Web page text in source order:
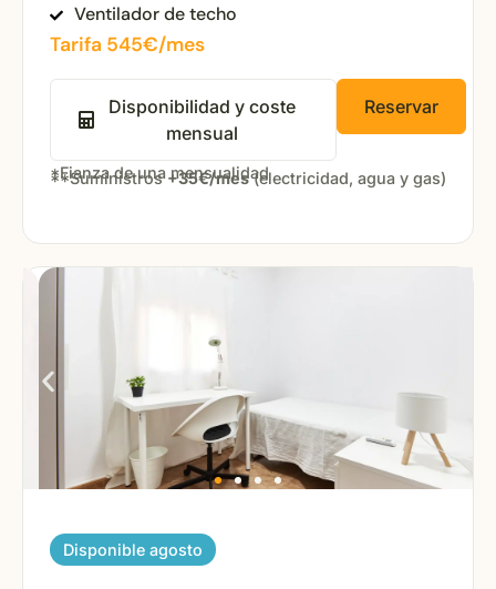
Ventilador de techo
Tarifa 545€/mes
Disponibilidad y coste
mensual
Reservar
*Fianza de una mensualidad
**Suministros+35€/mes(electricidad, agua y gas)
Disponible agosto